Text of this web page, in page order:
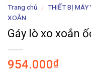
Trang chủ / THIẾT BỊ MÁY
XOẮN
Gáy lò xo xoắn
954.000₫